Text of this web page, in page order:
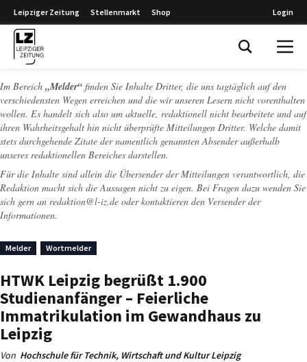
Leipziger Zeitung Stellenmarkt Shop Login
Im Bereich „Melder“ finden Sie Inhalte Dritter, die uns tagtäglich auf den
verschiedensten Wegen erreichen und die wir unseren Lesern nicht vorenthalten
wollen. Es handelt sich also um aktuelle, redaktionell nicht bearbeitete und auf
ihren Wahrheitsgehalt hin nicht überprüfte Mitteilungen Dritter. Welche damit
stets durchgehende Zitate der namentlich genannten Absender außerhalb
unseres redaktionellen Bereiches darstellen.
Für die Inhalte sind allein die Übersender der Mitteilungen verantwortlich, die
Redaktion macht sich die Aussagen nicht zu eigen. Bei Fragen dazu wenden Sie
sich gern an redaktion@l-iz.de oder kontaktieren den Versender der
Informationen.
Melder Wortmelder
HTWK Leipzig begrüßt 1.900
Studienanfänger – Feierliche
Immatrikulation im Gewandhaus zu
Leipzig
Von Hochschule für Technik, Wirtschaft und Kultur Leipzig